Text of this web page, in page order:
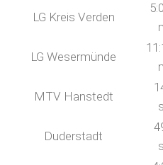
LG Kreis Verden
LG Wesermünde
MTV Hanstedt
Duderstadt